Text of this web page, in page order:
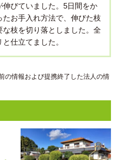
びていました。5日間をか
お手入れ方法で、伸びた枝
枝を切り落としました。全
仕立てました。
の情報および提携終了した法人の情